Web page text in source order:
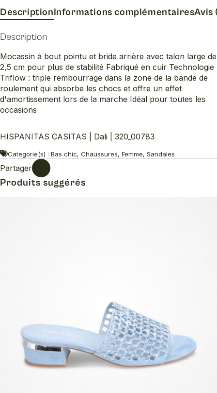
DescriptionInformations complémentairesAvis
Description
Mocassin à bout pointu et bride arrière avec talon large de
2,5 cm pour plus de stabilité Fabriqué en cuir Technologie
Triflow : triple rembourrage dans la zone de la bande de
roulement qui absorbe les chocs et offre un effet
d'amortissement lors de la marche Idéal pour toutes les
occasions
HISPANITAS CASITAS | Dali | 320_00783
Categorie(s) : Bas chic, Chaussures, Femme, Sandales
Partager
Produits suggérés